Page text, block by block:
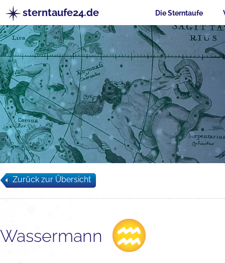
sterntaufe24.de Die Sterntaufe
Zurück zur Übersicht
Wassermann